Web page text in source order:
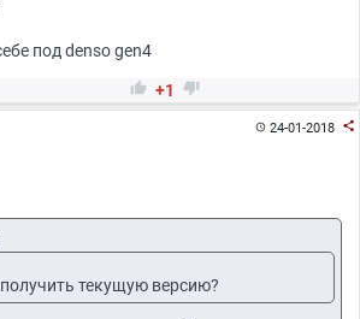
(замена загрузчика)
зданий в карты
навигации (Generation)
стоит на автомобиле
под denso gen4
 +1 
24-01-2018 
текущую версию?